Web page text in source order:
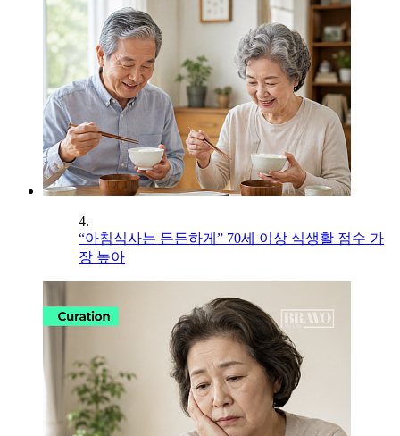
4.
“아침식사는 든든하게” 70세 이상 식생활 점수 가
장 높아